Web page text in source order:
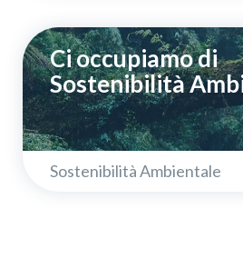
Ci occupiamo di
Sostenibilità
Sostenibilità Ambientale